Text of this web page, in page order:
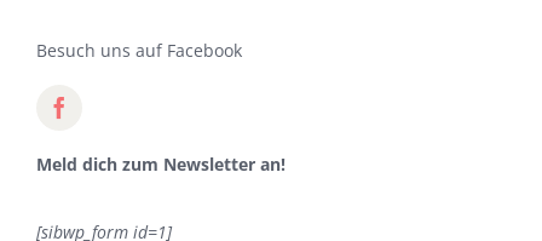
Besuch uns auf Facebook
Meld dich zum Newsletter an!
[sibwp_form id=1]